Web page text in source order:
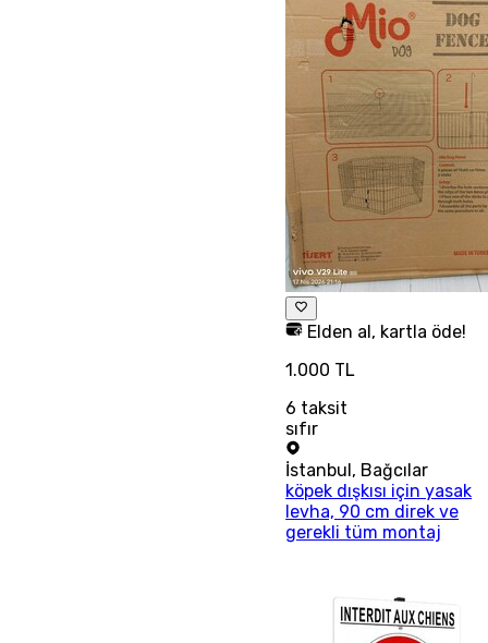
Elden al, kartla öde!
1.000 TL
6 taksit
sıfır
İstanbul, Bağcılar
köpek dışkısı için yasak
levha, 90 cm direk ve
gerekli tüm montaj